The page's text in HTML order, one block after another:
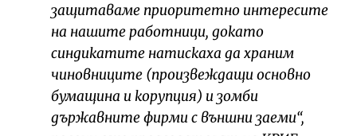
защитаваме приоритетно интересите
на нашите работници, докато
синдикатите натискаха да храним
чиновниците (произвеждащи основно
бумащина и корупция) и зомби
държавните фирми с външни заеми“,